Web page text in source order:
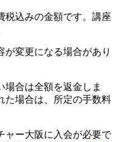
込みの金額です。講座
変更になる場合があり
合は全額を返金しま
た場合は、所定の手数料
ャー大阪に入会が必要で